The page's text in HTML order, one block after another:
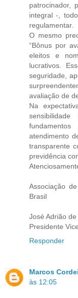
patrocinador,
integral -,
regulamentar.
O mesmo
“Bônus por
eleitos e
lucrativos.
seguridade,
avaliação de
Na
atendimento
transparente
previdência
Associação
Brasil
José Adrião
Presidente
Responder
Marcos
às 12:05